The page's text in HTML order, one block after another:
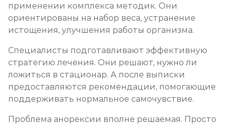
применении комплекса методик. Они
ориентированы на набор веса, устранение
истощения, улучшения работы организма.
Специалисты подготавливают эффективную
стратегию лечения. Они решают, нужно ли
ложиться в стационар. А после выписки
предоставляются рекомендации, помогающие
поддерживать нормальное самочувствие.
Проблема анорексии вполне решаемая. Просто